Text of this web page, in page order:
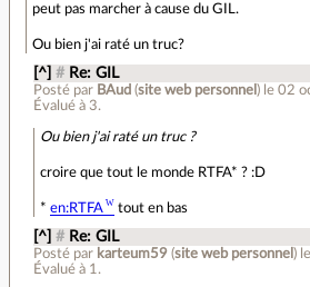
peut pas marcher à cause du GIL.
Ou bien j'ai raté un truc?
[^] # Re: GIL
Posté par BAud (site web personnel ) le 02
Évalué à 3.
Ou bien j'ai raté un truc ?
croire que tout le monde RTFA* ? :D
* en:RTFA tout en bas
[^] # Re: GIL
Posté par karteum59(site web personnel )
Évalué à 1 .